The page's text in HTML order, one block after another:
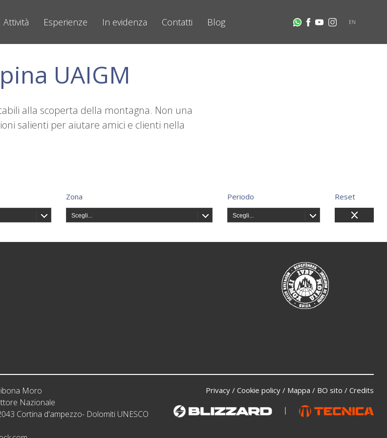
Attività Esperienze In evidenza Contatti Blog EN
UAIGM
alla scoperta della montagna. Non una
salienti per aiutare amici e clienti nella
Zona
Scegli...
Periodo
Scegli...
Reset
Moro
Nazionale
Cortina d'ampezzo- Dolomiti UNESCO
Privacy / Cookie policy / Mappa / BO sito / Credits